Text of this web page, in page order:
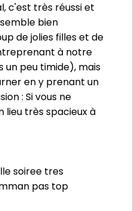
c'est très réussi et
bien
de jolies filles et de
à notre
un peu timide), mais
en y prenant un
: Si vous ne
lieu très spacieux à
soiree tres
pas top